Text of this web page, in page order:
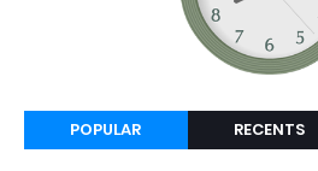
POPULAR RECENTS